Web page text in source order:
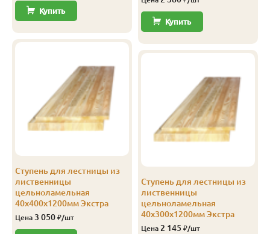
Купить
Ступень для лестницы из
лиственницы
цельноламельная
40х400х1200мм Экстра
Цена 3 050 ₽/шт
Купить
Ступень для лестницы из
лиственницы
цельноламельная
40х300х1200мм Экстра
Цена 2 145 ₽/шт